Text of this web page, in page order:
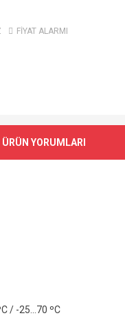
FİYAT ALARMI
ÜRÜN YORUMLARI
/ -25...70 ºC